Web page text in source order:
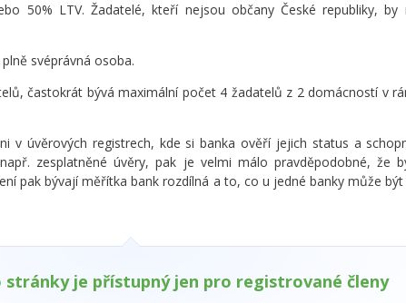
50% LTV. Žadatelé, kteří nejsou občany České republiky, by
svéprávná osoba.
častokrát bývá maximální počet 4 žadatelů z 2 domácností v
v úvěrových registrech, kde si banka ověří jejich status a
zesplatněné úvěry, pak je velmi málo pravděpodobné, že
pak bývají měřítka bank rozdílná a to, co u jedné banky může
stránky je přístupný jen pro registrované členy